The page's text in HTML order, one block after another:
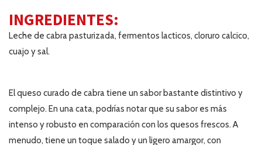
INGREDIENTES:
Leche de cabra pasturizada, fermentos lacticos, cloruro calcico,
cuajo y sal.
El queso curado de cabra tiene un sabor bastante distintivo y
complejo. En una cata, podrías notar que su sabor es más
intenso y robusto en comparación con los quesos frescos. A
menudo, tiene un toque salado y un ligero amargor, con